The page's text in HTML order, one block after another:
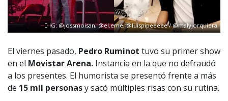
IG: @jossmoisan, @el.eme, @luispipeeeee / @malyjorquiera
El viernes pasado, Pedro Ruminot tuvo su primer show
en el Movistar Arena. Instancia en la que no defraudó
a los presentes. El humorista se presentó frente a más
de 15 mil personasy sacó múltiples risas con su rutina.